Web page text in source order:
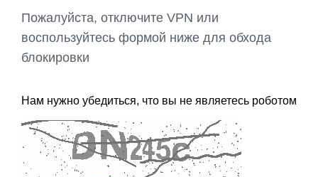
Пожалуйста, отключите VPN или
воспользуйтесь формой ниже для обхода
блокировки
Нам нужно убедиться, что вы не являетесь роботом